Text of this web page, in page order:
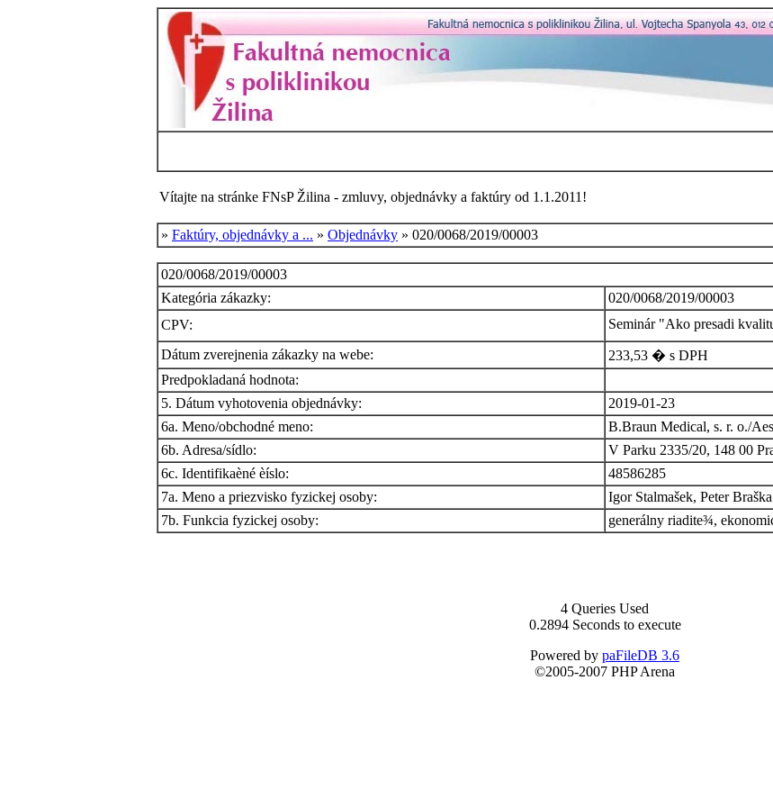
Vítajte na stránke FNsP Žilina - zmluvy, objednávky a faktúry od 1.1.2011!
» Faktúry, objednávky a ... » Objednávky » 020/0068/2019/00003
020/0068/2019/00003
Kategória zákazky:
020/0068/2019/00003
CPV:
Seminár "Ako presadi
Dátum zverejnenia zákazky na webe:
233,53 � s DPH
Predpokladaná hodnota:
5. Dátum vyhotovenia objednávky:
2019-01-23
6a. Meno/obchodné meno:
B.Braun Medical, s. r. o./
6b. Adresa/sídlo:
V Parku 2335/20, 148 00
6c. Identifikaèné èíslo:
48586285
7a. Meno a priezvisko fyzickej osoby:
Igor Stalmašek, Peter Braška
7b. Funkcia fyzickej osoby:
generálny riadite¾,
4 Queries Used
0.2894 Seconds to execute
Powered by paFileDB 3.6
©2005-2007 PHP Arena